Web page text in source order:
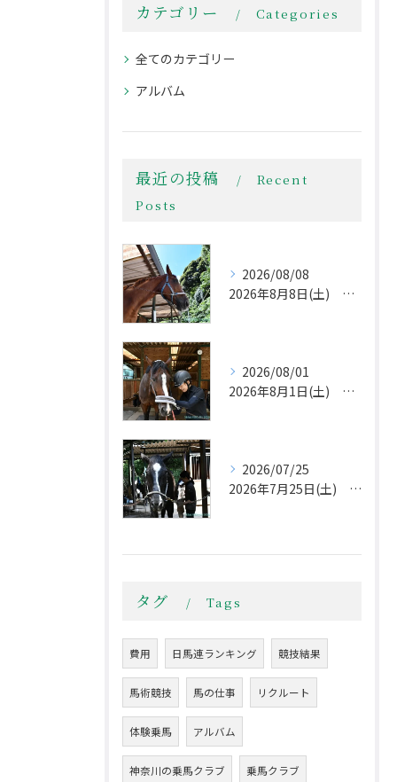
カテゴリー Categories
全てのカテゴリー
アルバム
最近の投稿
Recent
Posts
2026/08/08
2026年8月8日(土) 立秋は過ぎましたが
2026/08/01
2026年8月1日(土) 夏本番！
2026/07/25
2026年7月25日(土) 午後から不安定な天気
タグ Tags
費用 日馬連ランキング 競技結果
馬術競技 馬の仕事 リクルート
体験乗馬 アルバム
神奈川の乗馬クラブ 乗馬クラブ